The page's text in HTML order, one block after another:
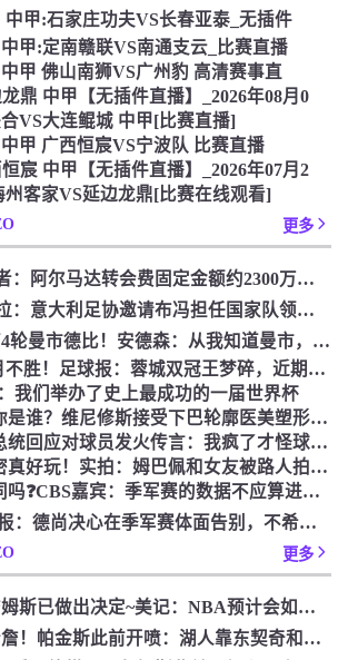
中甲:石家庄功夫VS长春亚泰_无插件
中甲:定南赣联VS南通支云_比赛直播
甲 佛山南狮VS广州豹 高清赛事直
鼎 中甲【无插件直播】_2026年08月0
VS大连鲲城 中甲[比赛直播]
中甲 广西恒宸VS宁波队 比赛直播
宸 中甲【无插件直播】_2026年07月2
州客家VS延边龙鼎[比赛在线观看]
更多
[你怎么看？]记者：阿尔马达转会费固定金额约2300万欧，外
[精彩资讯]斯基拉：意大利足协邀请布冯担任国家队领队，但遭到
【值得一看】第4轮曼市德比！安德森：从我知道曼市，曼城就是这
【精彩资讯】7月不胜！足球报：蓉城双冠王梦碎，近期成绩下滑要
我们举办了史上最成功的一届世界杯
[体育视频]卧槽你是谁？维尼修斯接受下巴轮廓医美塑形，突然变
[世界杯]阿根廷总统回应对球员发火传言：我疯了才怪球员？全是
[体育头条]迈阿密真好玩！实拍：姆巴佩和女友被路人拍到在夜店
[今日视频]你认同吗❓️CBS嘉宾：季军赛的数据不应算进去，
【好看推荐】队报：德尚决心在季军赛体面告别，不希望以两连败收
更多
【体育资讯】詹姆斯已做出决定~美记：NBA预计会如期公布新赛
【集锦】没有老詹！帕金斯此前开喷：湖人靠东契奇和里夫斯没人会